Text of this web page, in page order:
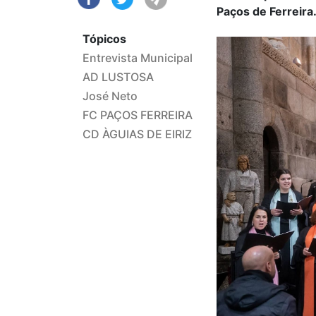
Tópicos
Entrevista Municipal
AD LUSTOSA
José Neto
FC PAÇOS FERREIRA
CD ÀGUIAS DE EIRIZ
Paços de Ferreira.